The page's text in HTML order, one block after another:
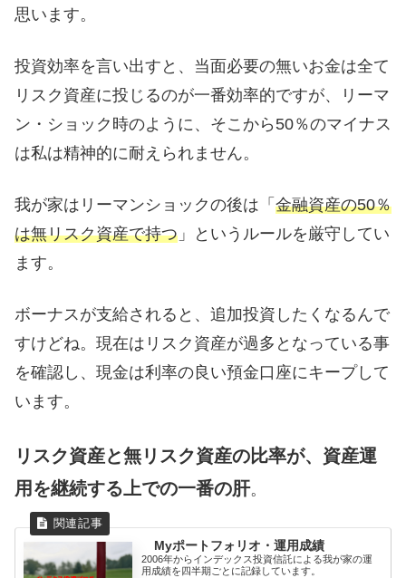
思います。
投資効率を言い出すと、当面必要の無いお金は全て
リスク資産に投じるのが一番効率的ですが、リーマ
ン・ショック時のように、そこから50％のマイナス
は私は精神的に耐えられません。
我が家はリーマンショックの後は「 金融資産の50％
は無リスク資産で持つ 」というルールを厳守してい
ます。
ボーナスが支給されると、追加投資したくなるんで
すけどね。現在はリスク資産が過多となっている事
を確認し、現金は利率の良い預金口座にキープして
います。
リスク資産と無リスク資産の比率が、資産運
用を継続する上での一番の肝。
Myポートフォリオ・運用成績
2006年からインデックス投資信託による我が家の運
用成績を四半期ごとに記録しています。